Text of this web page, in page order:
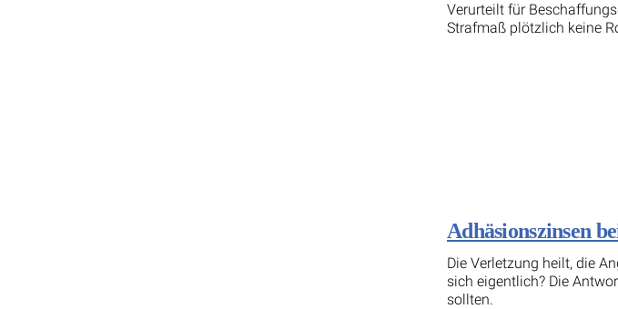
Verurteilt für
Strafmaß plötzlich keine
Adhäsionszinsen
Die Verletzung heilt, die
sich eigentlich? Die
sollten.